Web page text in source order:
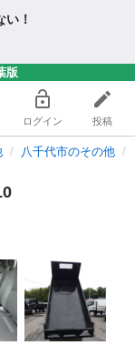
！
版
ログイン 投稿
八千代市のその他